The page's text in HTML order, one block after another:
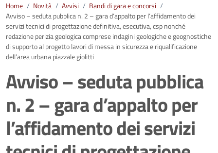
Home / Novità / Avvisi / Bandi di gara e concorsi /
Avviso – seduta pubblica n. 2 – gara d’appalto per l’affidamento dei
servizi tecnici di progettazione definitiva, esecutiva, csp nonché
redazione perizia geologica comprese indagini geologiche e geognostiche
di supporto al progetto lavori di messa in sicurezza e riqualificazione
dell’area urbana piazzale giolitti
Avviso – seduta pubblica
n. 2 – gara d’appalto per
l’affidamento dei servizi